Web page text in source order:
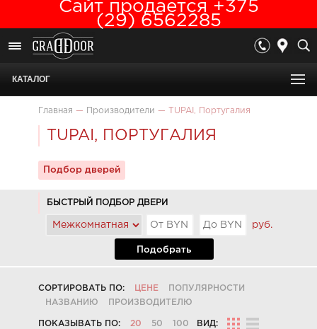
Сайт продается +375
(29) 6562285
КАТАЛОГ
Главная — Производители — TUPAI, Португалия
TUPAI, ПОРТУГАЛИЯ
Подбор дверей
БЫСТРЫЙ ПОДБОР ДВЕРИ
руб.
Подобрать
СОРТИРОВАТЬ ПО: ЦЕНЕ
ПОПУЛЯРНОСТИ
НАЗВАНИЮ
ПРОИЗВОДИТЕЛЮ
ПОКАЗЫВАТЬ ПО: 20 50 100 ВИД: